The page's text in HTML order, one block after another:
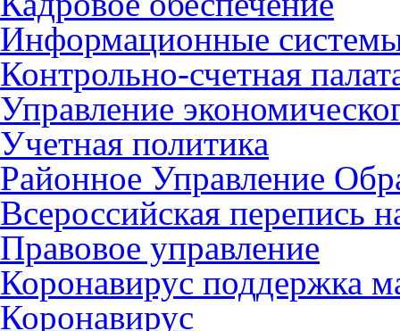
Информационные
Контрольно-счетная
Управление
Учетная политика
Районное Управление
Всероссийская перепись
Правовое управление
Коронавирус поддержка
Коронавирус